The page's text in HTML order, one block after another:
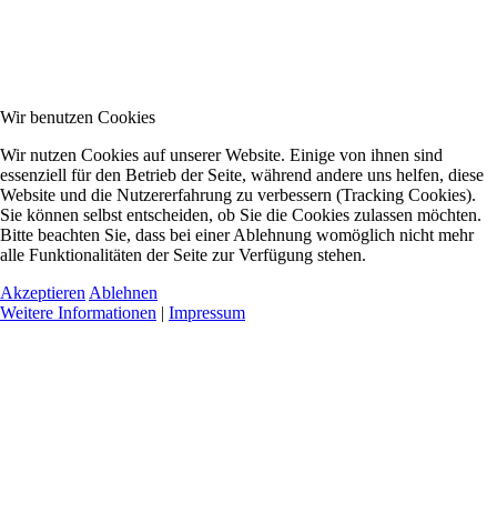
Wir benutzen Cookies
Wir nutzen Cookies auf unserer Website. Einige von ihnen sind
essenziell für den Betrieb der Seite, während andere uns helfen, diese
Website und die Nutzererfahrung zu verbessern (Tracking Cookies).
Sie können selbst entscheiden, ob Sie die Cookies zulassen möchten.
Bitte beachten Sie, dass bei einer Ablehnung womöglich nicht mehr
alle Funktionalitäten der Seite zur Verfügung stehen.
Akzeptieren Ablehnen
Weitere Informationen | Impressum